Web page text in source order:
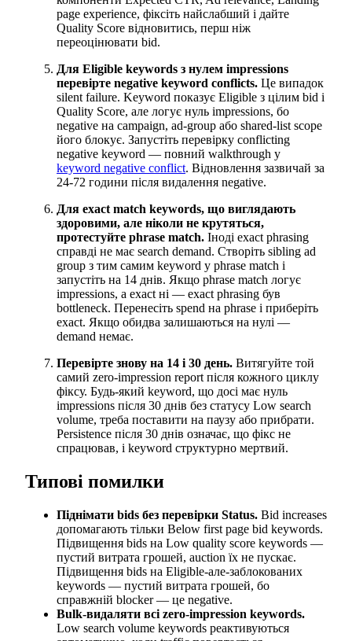
page experience, фіксіть найслабший і дайте
Quality Score відновитись, перш ніж
переоцінювати bid.
Для Eligible keywords з нулем impressions
перевірте negative keyword conflicts. Це випадок
silent failure. Keyword показує Eligible з цілим bid і
Quality Score, але логує нуль impressions, бо
negative на campaign, ad-group або shared-list scope
його блокує. Запустіть перевірку conflicting
negative keyword — повний walkthrough у
keyword negative conflict. Відновлення зазвичай за
24-72 години після видалення negative.
Для exact match keywords, що виглядають
здоровими, але ніколи не крутяться,
протестуйте phrase match. Іноді exact phrasing
справді не має search demand. Створіть sibling ad
group з тим самим keyword у phrase match і
запустіть на 14 днів. Якщо phrase match логує
impressions, а exact ні — exact phrasing був
bottleneck. Перенесіть spend на phrase і приберіть
exact. Якщо обидва залишаються на нулі —
demand немає.
Перевірте знову на 14 і 30 день. Витягуйте той
самий zero-impression report після кожного циклу
фіксу. Будь-який keyword, що досі має нуль
impressions після 30 днів без статусу Low search
volume, треба поставити на паузу або прибрати.
Persistence після 30 днів означає, що фікс не
спрацював, і keyword структурно мертвий.
Типові помилки
Піднімати bids без перевірки Status. Bid increases
допомагають тільки Below first page bid keywords.
Підвищення bids на Low quality score keywords —
пустий витрата грошей, auction їх не пускає.
Підвищення bids на Eligible-але-заблокованих
keywords — пустий витрата грошей, бо
справжній blocker — це negative.
Bulk-видаляти всі zero-impression keywords.
Low search volume keywords реактивуються